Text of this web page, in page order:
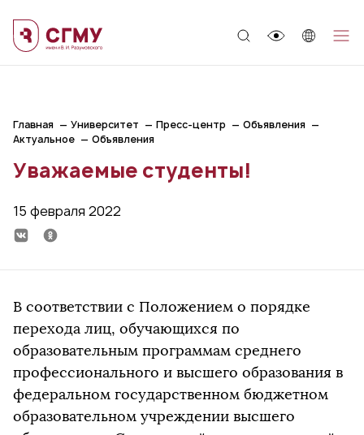
Главная Университет Пресс-центр
Объявления
Актуальное
Объявления
Уважаемые студенты!
15 февраля 2022
В соответствии с Положением о порядке
перехода лиц, обучающихся по
образовательным программам среднего
профессионального и высшего образования в
федеральном государственном бюджетном
образовательном учреждении высшего